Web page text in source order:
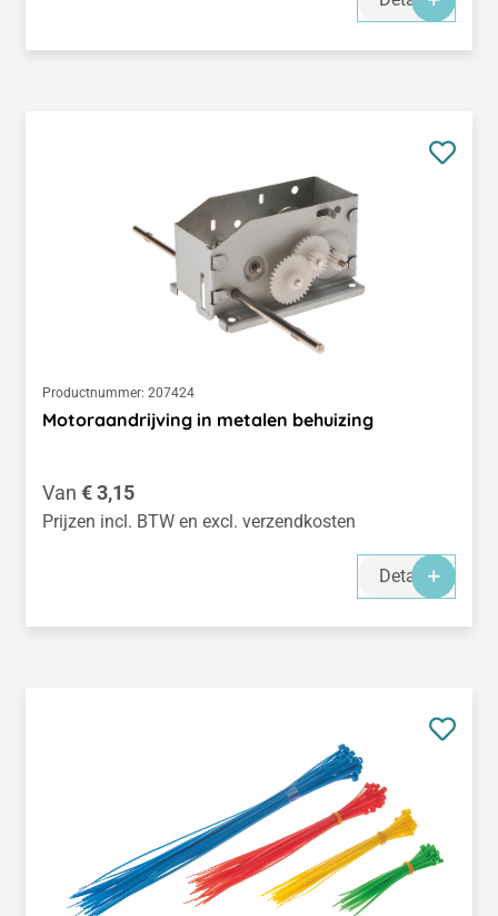
Productnummer: 207424
Motoraandrijving in metalen behuizing
Normale prijs:
Van € 3,15
Prijzen incl. BTW en excl. verzendkosten
Details